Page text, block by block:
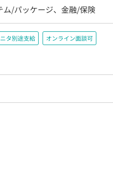
ム/パッケージ、金融/保険
タ別途支給 オンライン面談可